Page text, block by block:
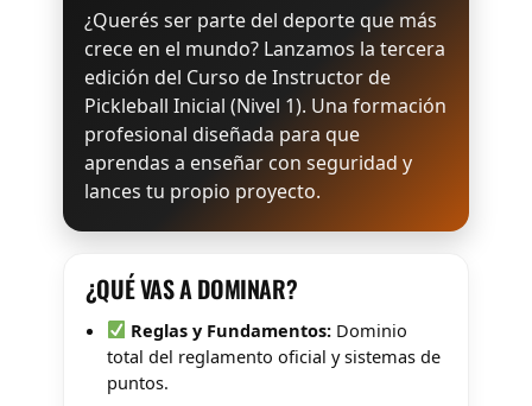
¿Querés ser parte del deporte que más
crece en el mundo? Lanzamos la tercera
edición del Curso de Instructor de
Pickleball Inicial (Nivel 1). Una formación
profesional diseñada para que
aprendas a enseñar con seguridad y
lances tu propio proyecto.
¿QUÉ VAS A DOMINAR?
Reglas y Fundamentos: Dominio
total del reglamento oficial y sistemas de
puntos.